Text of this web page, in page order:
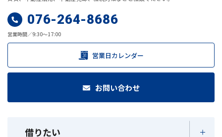
076-264-8686
営業時間／9:30～17:00
営業日カレンダー
お問い合わせ
借りたい